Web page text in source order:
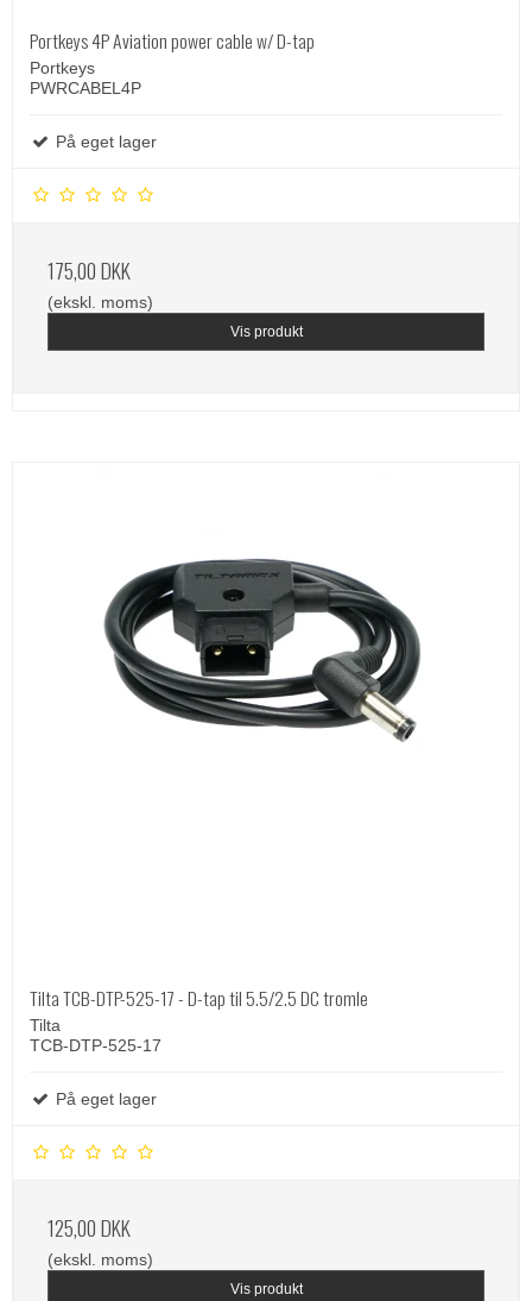
Portkeys 4P Aviation power cable w/ D-tap
Portkeys
PWRCABEL4P
På eget lager
175,00 DKK
(ekskl. moms)
Vis produkt
Tilta TCB-DTP-525-17 - D-tap til 5.5/2.5 DC tromle
Tilta
TCB-DTP-525-17
På eget lager
125,00 DKK
(ekskl. moms)
Vis produkt